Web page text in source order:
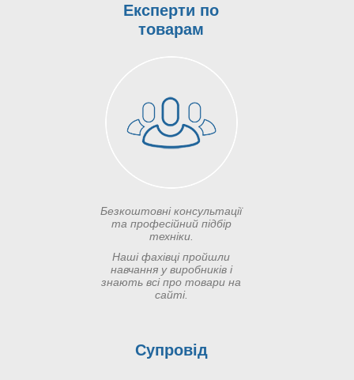
Експерти по
товарам
Безкоштовні консультації
та професійний підбір
техніки.
Наші фахівці пройшли
навчання у виробників і
знають всі про товари на
сайті.
Супровід